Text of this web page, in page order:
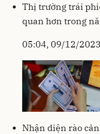
Thị trường trái
quan hơn trong
05:04, 09/12/2023
Nhận diện rào